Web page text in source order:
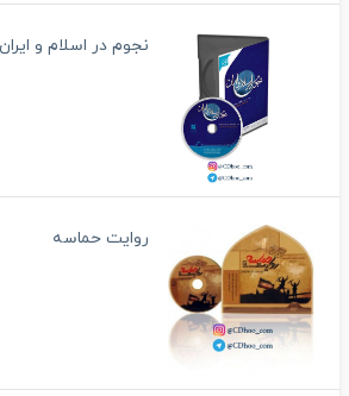
نجوم در اسلام و ایران
روایت حماسه